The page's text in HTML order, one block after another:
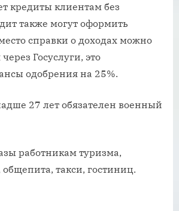
кредиты клиентам без
также могут оформить
справки о доходах можно
Госуслуги, это
одобрения на 25%.
27 лет обязателен военный
работникам туризма,
такси, гостиниц.